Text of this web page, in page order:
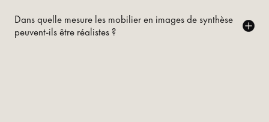
Dans quelle mesure les mobilier en images de synthèse
peuvent-ils être réalistes ?